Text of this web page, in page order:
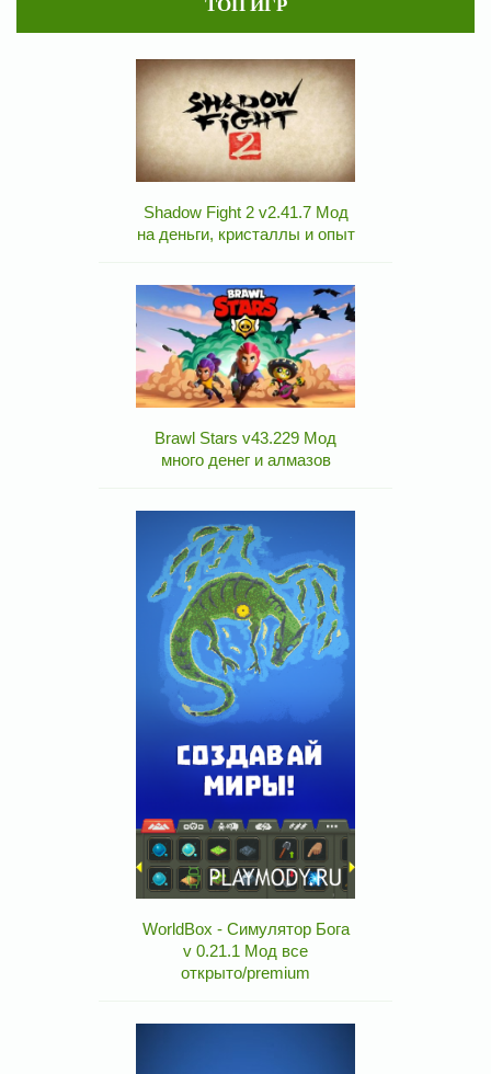
ТОП ИГР
Shadow Fight 2 v2.41.7 Мод
на деньги, кристаллы и опыт
Brawl Stars v43.229 Мод
много денег и алмазов
WorldBox - Симулятор Бога
v 0.21.1 Мод все
открыто/premium